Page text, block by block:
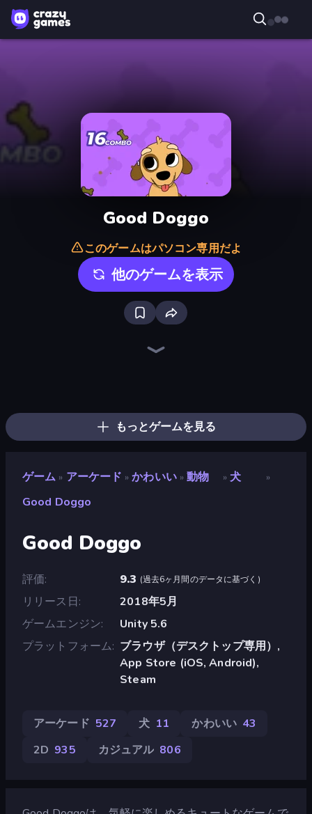
Good Doggo
このゲームはパソコン専用だよ
他のゲームを表示
もっとゲームを見る
ゲーム » アーケード » かわいい » 動物 » 犬 »
Good Doggo
Good Doggo
評価 9.3 (過去6ヶ月間のデータに基づく )
リリース日
2018年5月
ゲームエンジン
Unity 5.6
プラットフォーム ブラウザ（デスクトップ専用）,
App Store (iOS, Android),
Steam
アーケード 527 犬 11 かわいい 43
2D 935 カジュアル 806